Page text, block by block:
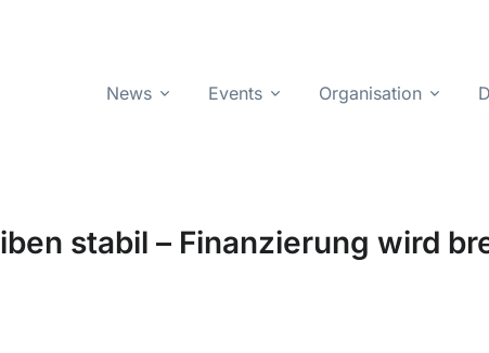
News Events Organisation
stabil – Finanzierung wird